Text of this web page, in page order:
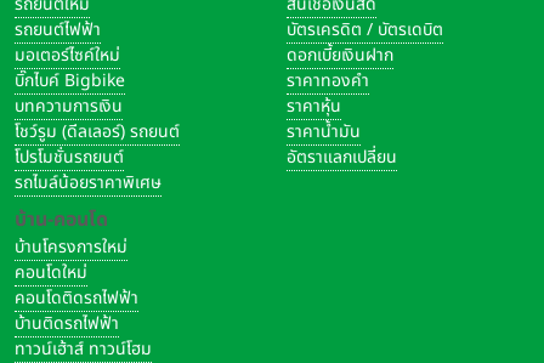
รถยนต์ไฟฟ้า
มอเตอร์ไซค์ใหม่
บิ๊กไบค์ Bigbike
บทความการเงิน
โชว์รูม (ดีลเลอร์) รถยนต์
โปรโมชั่นรถยนต์
รถไมล์น้อยราคาพิเศษ
บ้าน-คอนโด
บ้านโครงการใหม่
คอนโดใหม่
คอนโดติดรถไฟฟ้า
บ้านติดรถไฟฟ้า
ทาวน์เฮ้าส์ ทาวน์โฮม
บัตรเครดิต / บัตรเดบิต
ดอกเบี้ยเงินฝาก
ราคาทองคำ
ราคาหุ้น
ราคาน้ำมัน
อัตราแลกเปลี่ยน